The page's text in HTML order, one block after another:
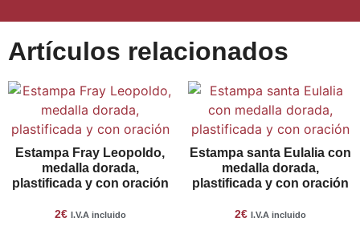
Artículos relacionados
Estampa Fray Leopoldo,
medalla dorada,
plastificada y con oración
2€ I.V.A incluido
Estampa santa Eulalia con
medalla dorada,
plastificada y con oración
2€ I.V.A incluido